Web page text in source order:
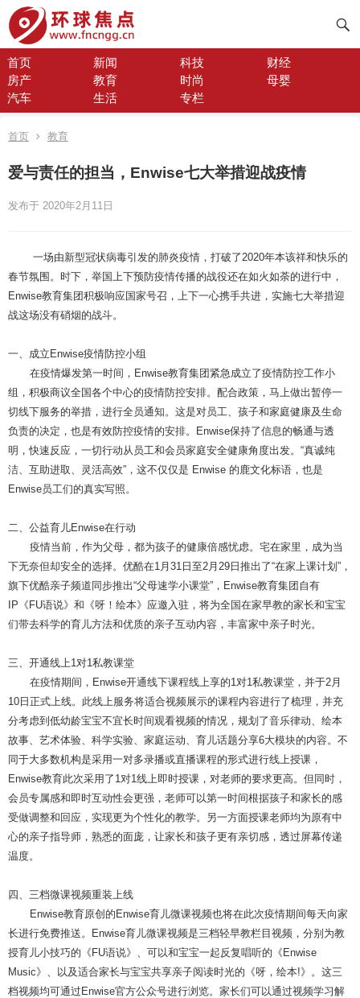
首页 新闻 科技
财经
房产
教育 时尚
母婴
汽车
生活 专栏
首页 教育
爱与责任的担当，Enwise七大举措迎战疫情
发布于 2020年2月11日
一场由新型冠状病毒引发的肺炎疫情，打破了2020年本该祥和快乐的
春节氛围。时下，举国上下预防疫情传播的战役还在如火如荼的进行中，
Enwise教育集团积极响应国家号召，上下一心携手共进，实施七大举措迎
战这场没有硝烟的战斗。
一、成立Enwise疫情防控小组
在疫情爆发第一时间，Enwise教育集团紧急成立了疫情防控工作小
组，积极商议全国各个中心的疫情防控安排。配合政策，马上做出暂停一
切线下服务的举措，进行全员通知。这是对员工、孩子和家庭健康及生命
负责的决定，也是有效防控疫情的安排。Enwise保持了信息的畅通与透
明，快速反应，一切行动从员工和会员家庭安全健康角度出发。“真诚纯
洁、互助进取、灵活高效”，这不仅仅是 Enwise 的鹿文化标语，也是
Enwise员工们的真实写照。
二、公益育儿Enwise在行动
疫情当前，作为父母，都为孩子的健康倍感忧虑。宅在家里，成为当
下无奈但却安全的选择。优酷在1月31日至2月29日推出了“在家上课计划”，
旗下优酷亲子频道同步推出“父母速学小课堂”，Enwise教育集团自有
IP《FU语说》和《呀！绘本》应邀入驻，将为全国在家早教的家长和宝宝
们带去科学的育儿方法和优质的亲子互动内容，丰富家中亲子时光。
三、开通线上1对1私教课堂
在疫情期间，Enwise开通线下课程线上享的1对1私教课堂，并于2月
10日正式上线。此线上服务将适合视频展示的课程内容进行了梳理，并充
分考虑到低幼龄宝宝不宜长时间观看视频的情况，规划了音乐律动、绘本
故事、艺术体验、科学实验、家庭运动、育儿话题分享6大模块的内容。不
同于大多数机构是采用一对多录播或直播课程的形式进行线上授课，
Enwise教育此次采用了1对1线上即时授课，对老师的要求更高。但同时，
会员专属感和即时互动性会更强，老师可以第一时间根据孩子和家长的感
受做调整和回应，实现更为个性化的教学。另一方面授课老师均为原有中
心的亲子指导师，熟悉的面庞，让家长和孩子更有亲切感，透过屏幕传递
温度。
四、三档微课视频重装上线
Enwise教育原创的Enwise育儿微课视频也将在此次疫情期间每天向家
长进行免费推送。Enwise育儿微课视频是三档轻早教栏目视频，分别为教
授育儿小技巧的《FU语说》、可以和宝宝一起反复唱听的《Enwise
Music》、以及适合家长与宝宝共享亲子阅读时光的《呀，绘本!》。这三
档视频均可通过Enwise官方公众号进行浏览。家长们可以通过视频学习解